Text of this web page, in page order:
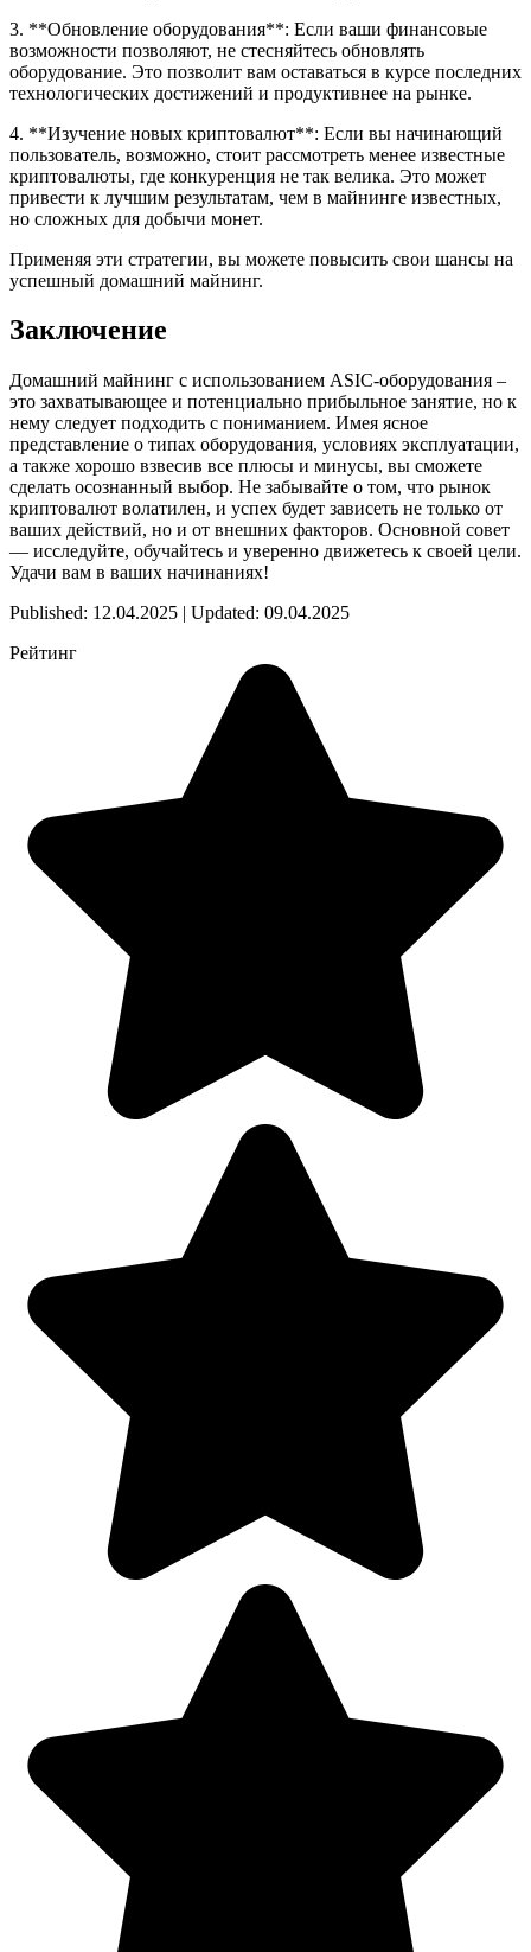
3. **Обновление оборудования**: Если ваши финансовые
возможности позволяют, не стесняйтесь обновлять
оборудование. Это позволит вам оставаться в курсе последних
технологических достижений и продуктивнее на рынке.
4. **Изучение новых криптовалют**: Если вы начинающий
пользователь, возможно, стоит рассмотреть менее известные
криптовалюты, где конкуренция не так велика. Это может
привести к лучшим результатам, чем в майнинге известных,
но сложных для добычи монет.
Применяя эти стратегии, вы можете повысить свои шансы на
успешный домашний майнинг.
Заключение
Домашний майнинг с использованием ASIC-оборудования –
это захватывающее и потенциально прибыльное занятие, но к
нему следует подходить с пониманием. Имея ясное
представление о типах оборудования, условиях эксплуатации,
а также хорошо взвесив все плюсы и минусы, вы сможете
сделать осознанный выбор. Не забывайте о том, что рынок
криптовалют волатилен, и успех будет зависеть не только от
ваших действий, но и от внешних факторов. Основной совет
— исследуйте, обучайтесь и уверенно движетесь к своей цели.
Удачи вам в ваших начинаниях!
Published: 12.04.2025 | Updated: 09.04.2025
Рейтинг